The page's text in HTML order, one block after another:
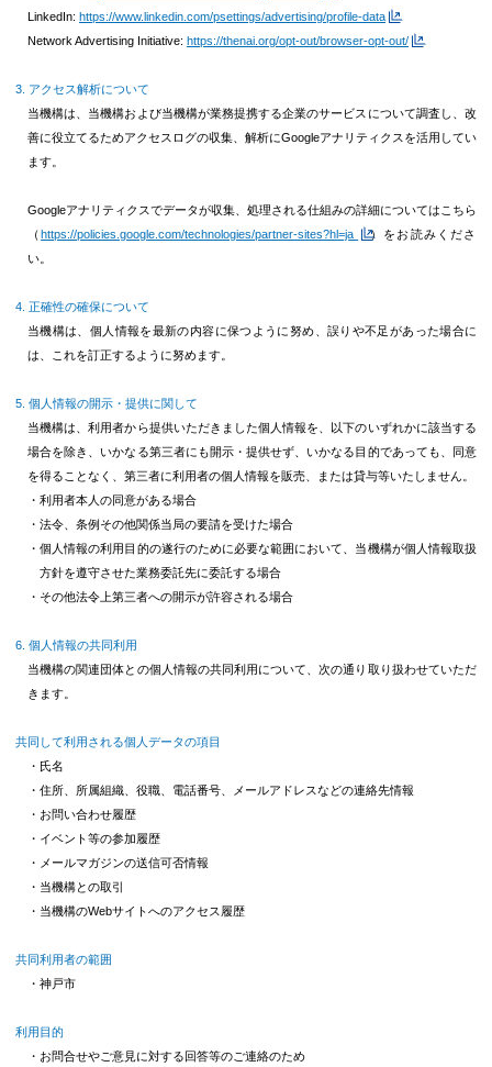
LinkedIn: https://www.linkedin.com/psettings/advertising/profile-data
Network Advertising Initiative: https://thenai.org/opt-out/browser-opt-out/
アクセス解析について
当機構は、当機構および当機構が業務提携する企業のサービスについて調査し、改
善に役立てるためアクセスログの収集、解析にGoogleアナリティクスを活用してい
ます。
Googleアナリティクスでデータが収集、処理される仕組みの詳細についてはこちら
（https://policies.google.com/technologies/partner-sites?hl=ja
）をお読みくださ
い。
正確性の確保について
当機構は、個人情報を最新の内容に保つように努め、誤りや不足があった場合に
は、これを訂正するように努めます。
個人情報の開示・提供に関して
当機構は、利用者から提供いただきました個人情報を、以下のいずれかに該当する
場合を除き、いかなる第三者にも開示・提供せず、いかなる目的であっても、同意
を得ることなく、第三者に利用者の個人情報を販売、または貸与等いたしません。
・利用者本人の同意がある場合
・法令、条例その他関係当局の要請を受けた場合
・個人情報の利用目的の遂行のために必要な範囲において、当機構が個人情報取扱
方針を遵守させた業務委託先に委託する場合
・その他法令上第三者への開示が許容される場合
個人情報の共同利用
当機構の関連団体との個人情報の共同利用について、次の通り取り扱わせていただ
きます。
共同して利用される個人データの項目
・氏名
・住所、所属組織、役職、電話番号、メールアドレスなどの連絡先情報
・お問い合わせ履歴
・イベント等の参加履歴
・メールマガジンの送信可否情報
・当機構との取引
・当機構のWebサイトへのアクセス履歴
共同利用者の範囲
・神戸市
利用目的
・お問合せやご意見に対する回答等のご連絡のため